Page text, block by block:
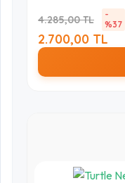
4.285,00 TL
-
%37
2.700,00 TL